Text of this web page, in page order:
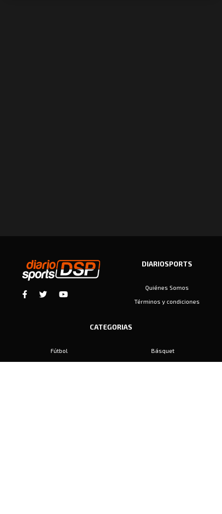
DIARIOSPORTS
Quiénes Somos
Términos y condiciones
CATEGORIAS
Fútbol
Básquet